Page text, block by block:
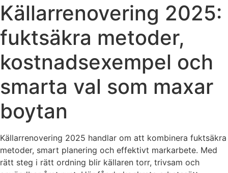
Källarrenovering 2025:
fuktsäkra metoder,
kostnadsexempel och
smarta val som maxar
boytan
Källarrenovering 2025 handlar om att kombinera fuktsäkra
metoder, smart planering och effektivt markarbete. Med
rätt steg i rätt ordning blir källaren torr, trivsam och